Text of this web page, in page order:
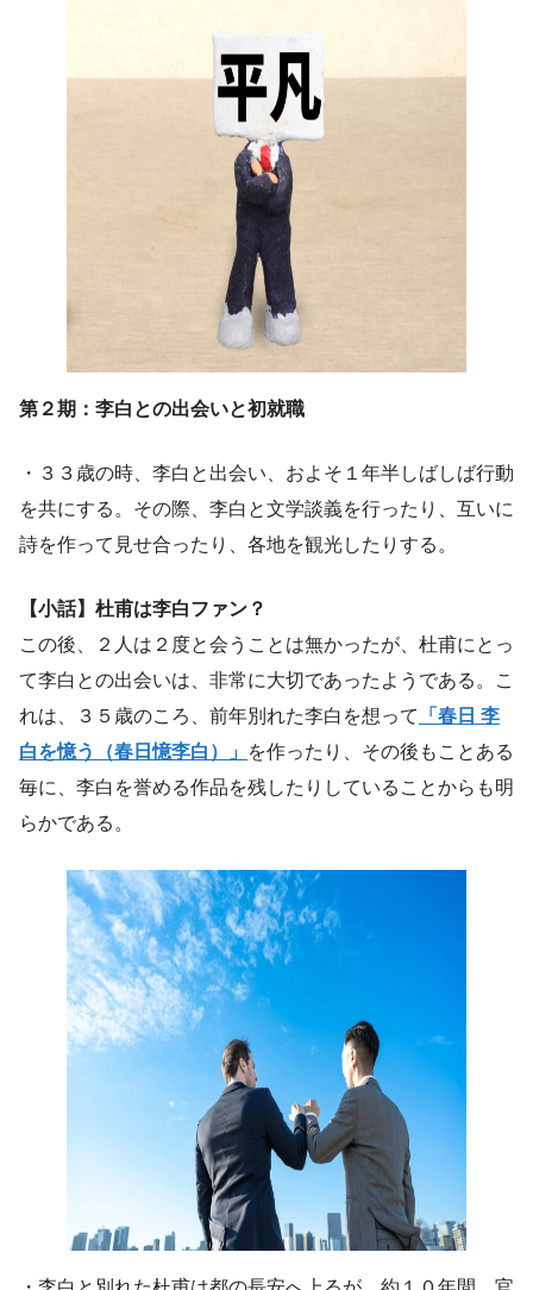
第２期：李白との出会いと初就職
・３３歳の時、李白と出会い、およそ１年半しばしば行動
を共にする。その際、李白と文学談義を行ったり、互いに
詩を作って見せ合ったり、各地を観光したりする。
【小話】杜甫は李白ファン？
この後、２人は２度と会うことは無かったが、杜甫にとっ
て李白との出会いは、非常に大切であったようである。こ
れは、３５歳のころ、前年別れた李白を想って
「春日 李
白を憶う（春日憶李白）」 を作ったり、その後もことある
毎に、李白を誉める作品を残したりしていることからも明
らかである。